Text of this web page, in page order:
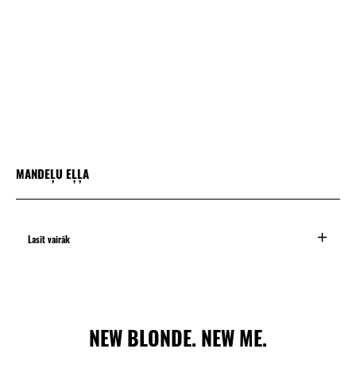
MANDEĻU EĻĻA
Lasīt vairāk
NEW BLONDE. NEW ME.